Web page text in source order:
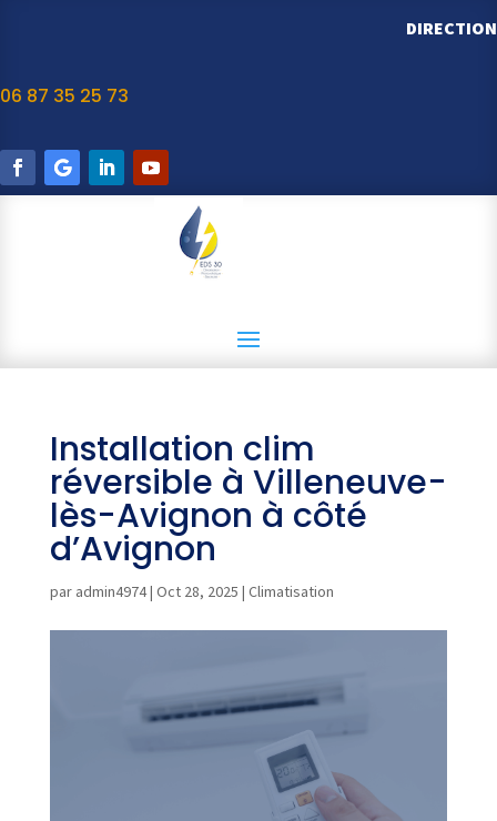
DIRECTION
06 87 35 25 73
Installation clim
réversible à Villeneuve-
lès-Avignon à côté
d’Avignon
par admin4974| Oct 28, 2025 | Climatisation